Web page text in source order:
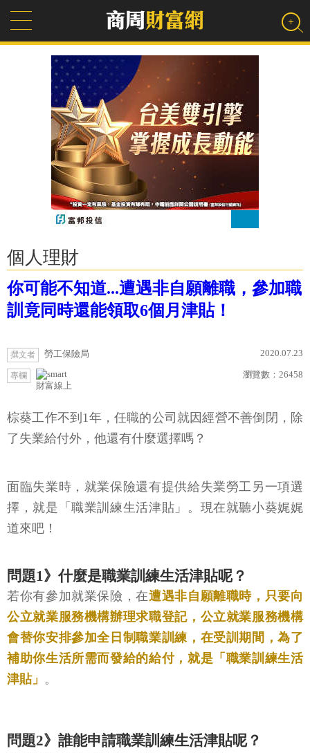
個人理財
你可能不知道...遭遇非自願離職，參加職
訓竟同時還能領取6個月津貼！
撰文者 勞工保險局 2020.07.23
專欄
財富線上
瀏覽數： 26458
棕葵工作不到1年，任職的公司就因經營不善倒閉，除
了失業給付外，他還有什麼選擇嗎？
面臨失業時，就業保險還有提供給失業勞工另一項選
擇，就是「職業訓練生活津貼」。現在就聽小葵娓娓
道來吧！
問題1》什麼是職業訓練生活津貼呢？
若你有參加就業保險，在遭遇非自願離職時，只要向
公立就業服務機構辦理求職登記，公立就業服務機構
會替你安排參加全日制職業訓練，在受訓期間，為了
補助你生活所需而發給的給付，就是「職業訓練生活
津貼」 。
問題2》誰能申請職業訓練生活津貼呢？